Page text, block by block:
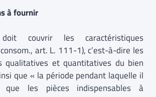
à fournir
doit couvrir les caractéristiques
art. L. 111-1), c’est-à-dire les
qualitatives et quantitatives du bien
que « la période pendant laquelle il
que les pièces indispensables à